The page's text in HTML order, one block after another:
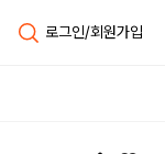
로그인/회원가입